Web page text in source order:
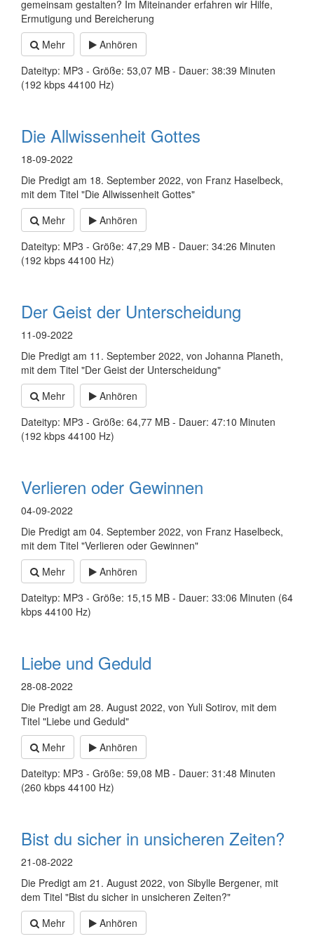
gemeinsam gestalten? Im Miteinander erfahren wir Hilfe,
Ermutigung und Bereicherung
Mehr
Anhören
Dateityp: MP3 - Größe: 53,07 MB - Dauer: 38:39 Minuten
(192 kbps 44100 Hz)
Die Allwissenheit Gottes
18-09-2022
Die Predigt am 18. September 2022, von Franz Haselbeck,
mit dem Titel "Die Allwissenheit Gottes"
Mehr
Anhören
Dateityp: MP3 - Größe: 47,29 MB - Dauer: 34:26 Minuten
(192 kbps 44100 Hz)
Der Geist der Unterscheidung
11-09-2022
Die Predigt am 11. September 2022, von Johanna Planeth,
mit dem Titel "Der Geist der Unterscheidung"
Mehr
Anhören
Dateityp: MP3 - Größe: 64,77 MB - Dauer: 47:10 Minuten
(192 kbps 44100 Hz)
Verlieren oder Gewinnen
04-09-2022
Die Predigt am 04. September 2022, von Franz Haselbeck,
mit dem Titel "Verlieren oder Gewinnen"
Mehr
Anhören
Dateityp: MP3 - Größe: 15,15 MB - Dauer: 33:06 Minuten (64
kbps 44100 Hz)
Liebe und Geduld
28-08-2022
Die Predigt am 28. August 2022, von Yuli Sotirov, mit dem
Titel "Liebe und Geduld"
Mehr
Anhören
Dateityp: MP3 - Größe: 59,08 MB - Dauer: 31:48 Minuten
(260 kbps 44100 Hz)
Bist du sicher in unsicheren Zeiten?
21-08-2022
Die Predigt am 21. August 2022, von Sibylle Bergener, mit
dem Titel "Bist du sicher in unsicheren Zeiten?"
Mehr
Anhören